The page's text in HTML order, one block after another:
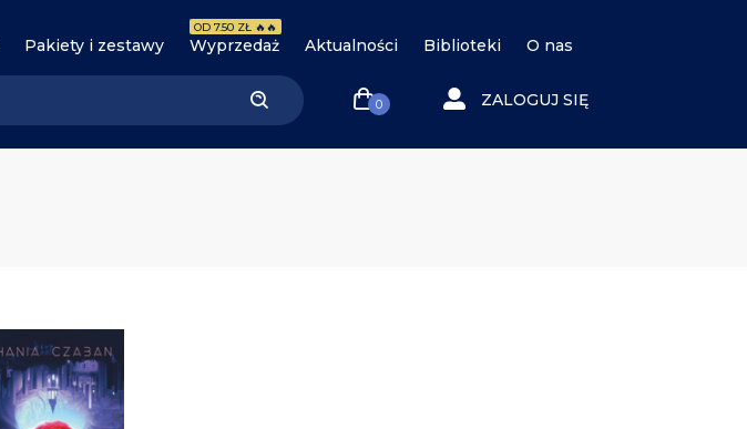
Pakiety i zestawy Wyprzedaż
OD 7.50 ZŁ 🔥🔥
Aktualności Biblioteki O nas
0 ZALOGUJ SIĘ